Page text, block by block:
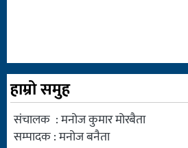
हाम्रो समुह
संचालक : मनोज कुमार मोरबैता
सम्पादक : मनोज बनैता